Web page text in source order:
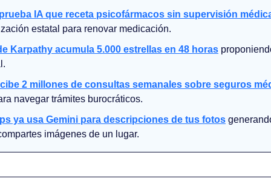
IA que receta psicofármacos sin supervisión
estatal para renovar medicación.
Karpathy acumula 5.000 estrellas en 48 horas
2 millones de consultas semanales sobre seguros
navegar trámites burocráticos.
ya usa Gemini para descripciones de tus fotos
imágenes de un lugar.